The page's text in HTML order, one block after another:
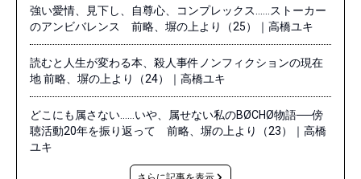
強い愛情、見下し、自尊心、コンプレックス……ストーカー
のアンビバレンス 前略、塀の上より（25）｜高橋ユキ
読むと人生が変わる本、殺人事件ノンフィクションの現在
地 前略、塀の上より（24）｜高橋ユキ
どこにも属さない……いや、属せない私のBØCHØ物語──傍
聴活動20年を振り返って 前略、塀の上より（23）｜高橋
ユキ